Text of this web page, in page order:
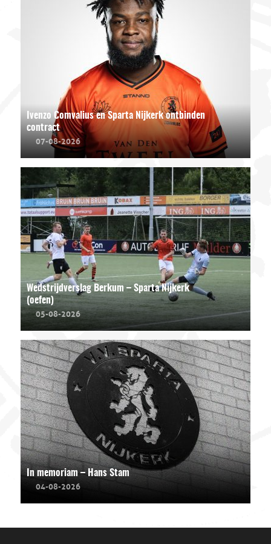
Ivenzo Comvalius en Sparta Nijkerk ontbinden
contract
07-08-2026
Wedstrijdverslag Berkum – Sparta Nijkerk
(oefen)
05-08-2026
In memoriam – Hans Stam
04-08-2026